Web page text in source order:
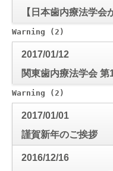
【日本歯内療法学
修会のお知らせ
Warning (2)
2017/01/12
関東歯内療法学会
Warning (2)
2017/01/01
謹賀新年のご挨拶
2016/12/16